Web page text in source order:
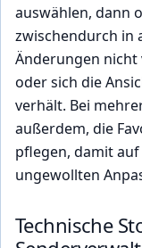
auswählen, dann
zwischendurch in
Änderungen
oder sich die
verhält. Bei
außerdem, die
pflegen, damit
ungewollten
Technische